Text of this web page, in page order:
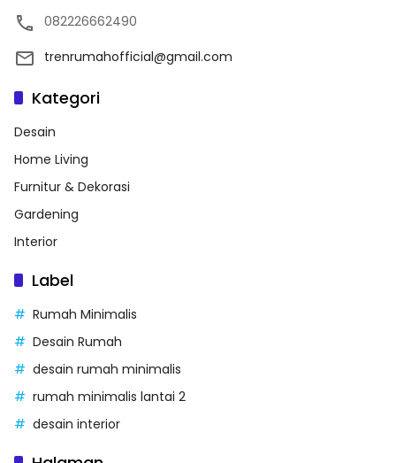
082226662490
trenrumahofficial@gmail.com
Kategori
Desain
Home Living
Furnitur & Dekorasi
Gardening
Interior
Label
Rumah Minimalis
Desain Rumah
desain rumah minimalis
rumah minimalis lantai 2
desain interior